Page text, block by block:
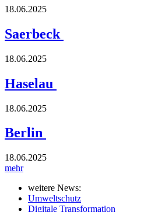
18.06.2025
Saerbeck
18.06.2025
Haselau
18.06.2025
Berlin
18.06.2025
mehr
weitere News:
Umweltschutz
Digitale Transformation